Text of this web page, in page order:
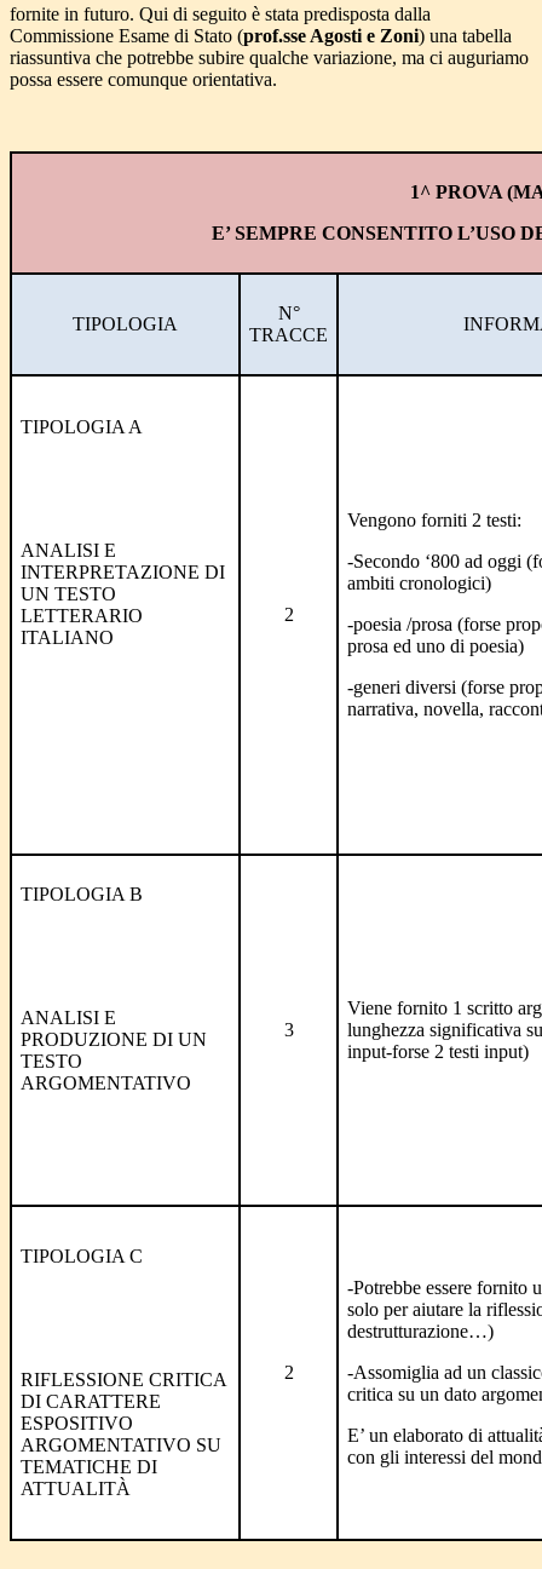
fornite in futuro. Qui di seguito è stata predisposta dalla
Commissione Esame di Stato (prof.sse Agosti e Zoni) una tabella
riassuntiva che potrebbe subire qualche variazione, ma ci auguriamo
possa essere comunque orientativa.
1^ PROVA
E’ SEMPRE CONSENTITO L’USO
TIPOLOGIA
N°
TRACCE
TIPOLOGIA A
ANALISI E
INTERPRETAZIONE DI
UN TESTO
LETTERARIO
ITALIANO
2
Vengono forniti 2 testi:
-Secondo ‘800 ad oggi
ambiti cronologici)
-poesia /prosa (forse
prosa ed uno di poesia)
-generi diversi (forse
narrativa, novella,
TIPOLOGIA B
ANALISI E
PRODUZIONE DI UN
TESTO
ARGOMENTATIVO
3
Viene fornito 1 scritto
lunghezza significativa
input-forse 2 testi input)
TIPOLOGIA C
RIFLESSIONE CRITICA
DI CARATTERE
ESPOSITIVO
ARGOMENTATIVO SU
TEMATICHE DI
ATTUALITÀ
2
-Potrebbe essere fornito
solo per aiutare la
destrutturazione…)
-Assomiglia ad un
critica su un dato
E’ un elaborato di
con gli interessi del